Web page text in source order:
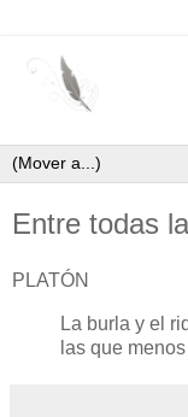
Entre todas
PLATÓN
La burla y el
las que